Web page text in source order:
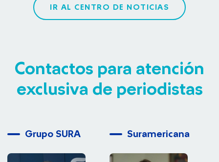
IR AL CENTRO DE NOTICIAS
Contactos para atención
exclusiva de periodistas
Grupo SURA Suramericana